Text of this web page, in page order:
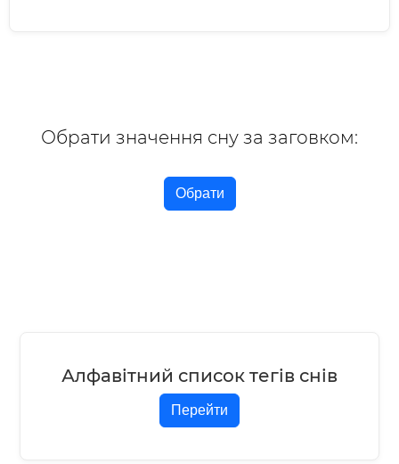
Обрати значення сну за заговком:
Обрати
Алфавітний список тегів снів
Перейти